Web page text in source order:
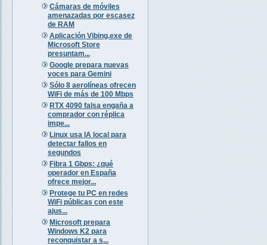
Cámaras de móviles
amenazadas por escasez
de RAM
Aplicación Vibing.exe de
Microsoft Store
presuntam...
Google prepara nuevas
voces para Gemini
Sólo 8 aerolíneas ofrecen
WiFi de más de 100 Mbps
RTX 4090 falsa engaña a
comprador con réplica
impe...
Linux usa IA local para
detectar fallos en
segundos
Fibra 1 Gbps: ¿qué
operador en España
ofrece mejor...
Protege tu PC en redes
WiFi públicas con este
ajus...
Microsoft prepara
Windows K2 para
reconquistar a s...